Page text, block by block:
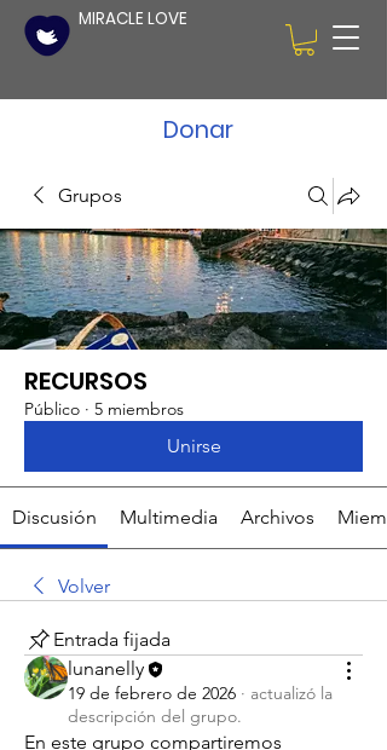
MIRACLE LOVE
Donar
Grupos
RECURSOS
Público · 5 miembros
Unirse
Discusión Multimedia Archivos
Volver
Entrada fijada
lunanelly
19 de febrero de 2026 · actualizó la
descripción del grupo.